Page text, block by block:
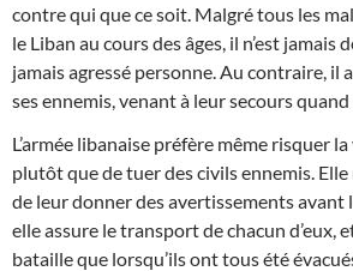
contre qui que ce soit. Malgré tous les
le Liban au cours des âges, il n’est jamais
jamais agressé personne. Au contraire, il
ses ennemis, venant à leur secours
L’armée libanaise préfère même risquer
plutôt que de tuer des civils ennemis.
de leur donner des avertissements avant
elle assure le transport de chacun d’eux,
bataille que lorsqu’ils ont tous été